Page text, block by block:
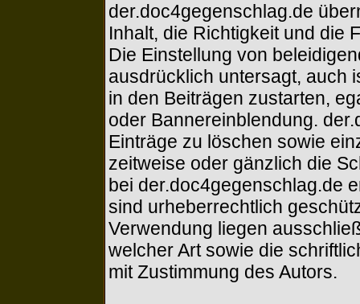
der.doc4gegenschlag.de
Inhalt, die Richtigkeit und die
Die Einstellung von
ausdrücklich untersagt, auch
in den Beiträgen zustarten,
oder Bannereinblendung.
Einträge zu löschen sowie
zeitweise oder gänzlich die
bei der.doc4gegenschlag.de
sind urheberrechtlich
Verwendung liegen
welcher Art sowie die
mit Zustimmung des Autors.